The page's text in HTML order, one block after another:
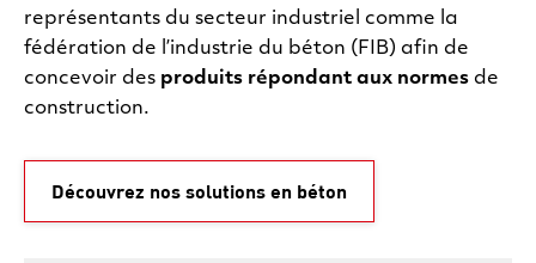
représentants du secteur industriel comme la
fédération de l’industrie du béton (FIB) afin de
concevoir des produits répondant aux normes de
construction.
Découvrez nos solutions en béton